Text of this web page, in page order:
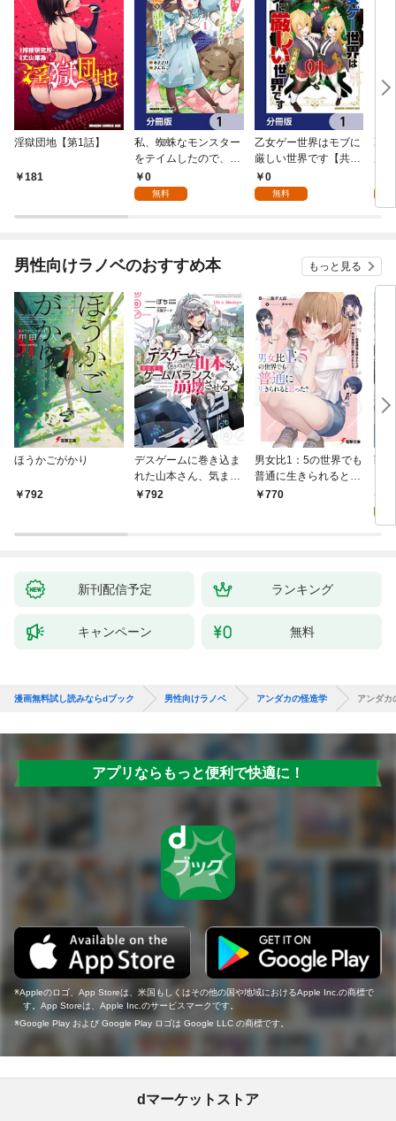
淫獄団地【第1話】
181
私、蜘蛛なモンスター
をテイムしたので、ス
パイダーシルクで裁縫
を頑張ります！【分冊
0
無料
乙女ゲー世界はモブに
厳しい世界です【共和
国編】【分冊版】 1
0
無料
乙
男性向けラノベのおすすめ本 もっと見る
ほうかごがかり
792
デスゲームに巻き込ま
れた山本さん、気まま
にゲームバランスを崩
792
男女比1：5の世界でも
普通に生きられると思
った？ ～激重感情な
770
戦
活
特
新刊配信予定 ランキング
キャンペーン 無料
漫画無料試し読みならdブック 男性向けラノベ アンダカの怪造学 アンダ
アプリならもっと便利で快適に！
Appleのロゴ、App Storeは、米国もしくはその他の国や地域におけるApple Inc.の商標で
す。App Storeは、Apple Inc.のサービスマークです。
Google Play および Google Play ロゴは Google LLC の商標です。
dマーケットストア